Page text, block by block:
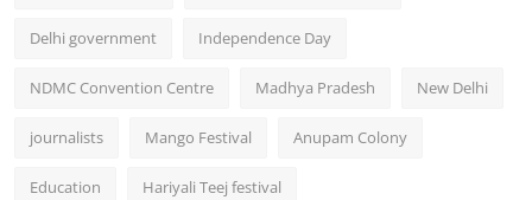
Delhi government Independence Day
NDMC Convention Centre Madhya Pradesh New Delhi
journalists Mango Festival Anupam Colony
Education Hariyali Teej festival